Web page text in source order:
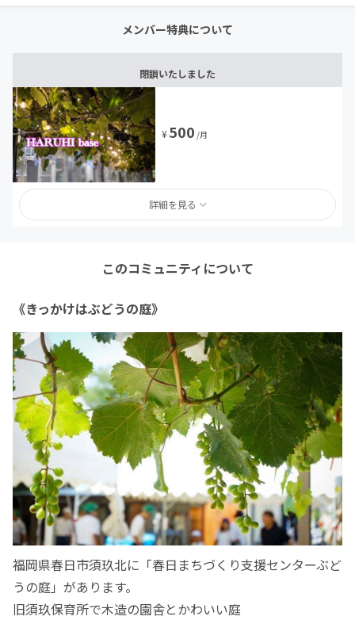
メンバー特典について
閉鎖いたしました
¥500 /月
詳細を見る
このコミュニティについて
《きっかけはぶどうの庭》
福岡県春日市須玖北に「春日まちづくり支援センターぶど
うの庭」があります。
旧須玖保育所で木造の園舎とかわいい庭